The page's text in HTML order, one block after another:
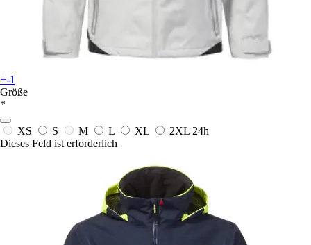
+-1
Größe
*
XS S M L XL 2XL 24h
Dieses Feld ist erforderlich